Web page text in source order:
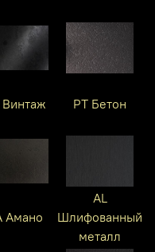
Винтаж PT Бетон
Амано
AL
Шлифованный
металл